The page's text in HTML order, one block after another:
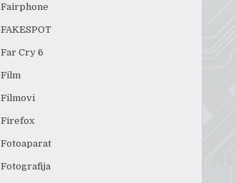
Fairphone
FAKESPOT
Far Cry 6
Film
Filmovi
Firefox
Fotoaparat
Fotografija